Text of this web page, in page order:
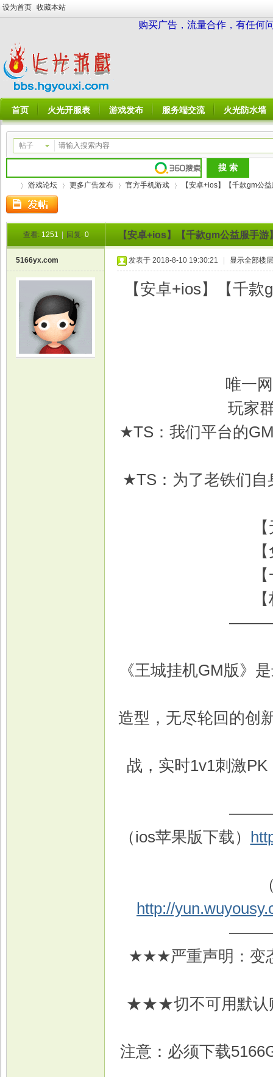
设为首页 收藏本站
购买广告，流量合作，有任何
首页 火光开服表 游戏发布 服务端交流 火光防水墙
帖子
游戏论坛
›
更多广告发布 官方手机游戏
›
【安卓+ios】【千款gm公
查看: 1251 回复: 0 【安卓+ios】【千款gm公益服手
5166yx.com 发表于 2018-8-10 19:30:21 显示全部楼层
【安卓+ios】【千
唯一
玩家
★TS：我们平台的
★TS：为了老铁们自
《王城挂机GM版》
造型，无尽轮回的创
战，实时1v1刺激
（ios苹果版下载）
http://
★★★严重声明：变
★★★切不可用默认
注意：必须下载